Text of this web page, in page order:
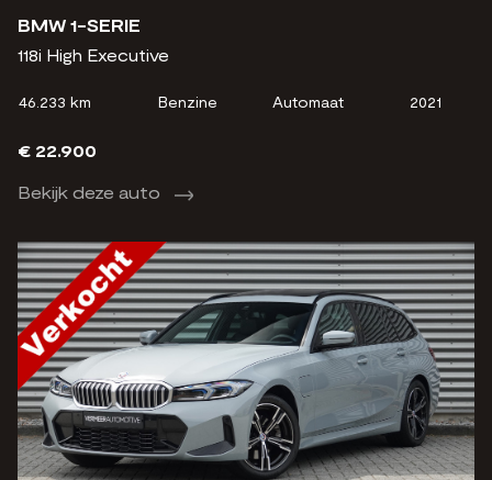
BMW 1-SERIE
118i High Executive
46.233 km Benzine Automaat 2021
€ 22.900
Bekijk deze auto